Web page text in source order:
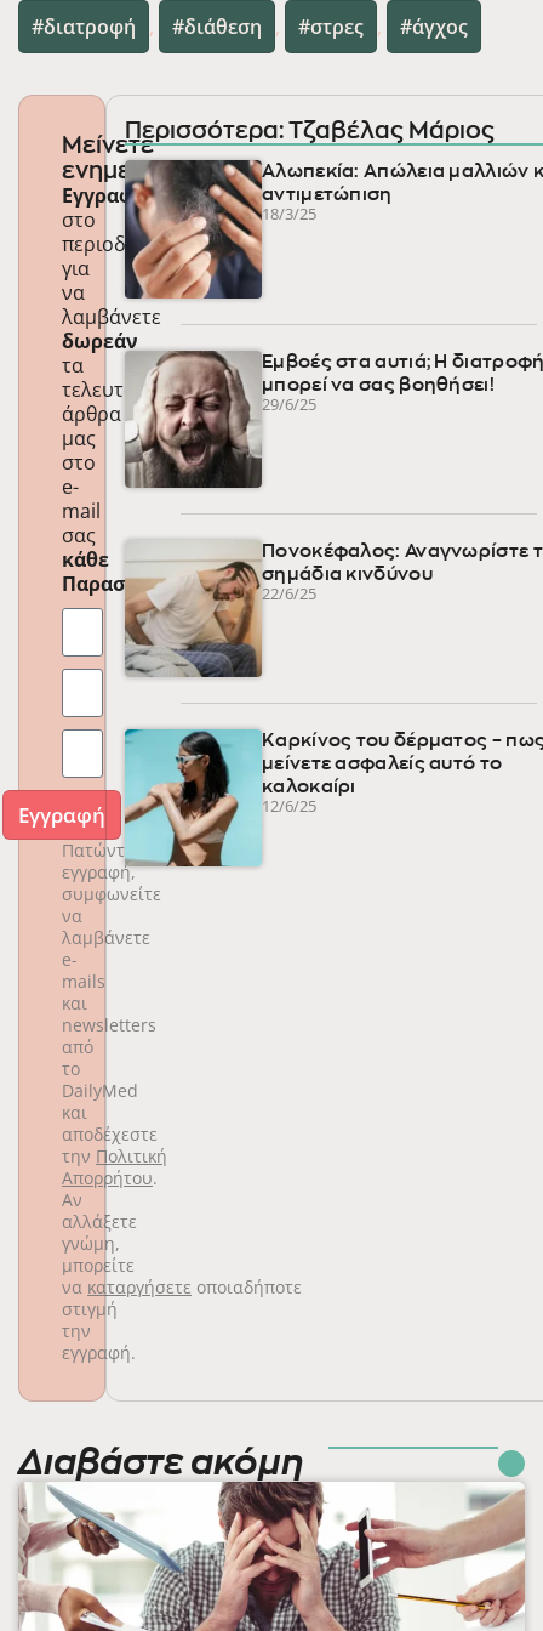
διατροφή , διάθεση , στρες , άγχος
Μείνετε
ενημερωμένοι
Εγγραφείτε
στο
περιοδικό
για
να
λαμβάνετε
δωρεάν
τα
τελευταία
άρθρα
μας
στο
e-
mail
σας
κάθε
Παρασκευή !
Εγγραφή
Πατώντας
εγγραφή,
συμφωνείτε
να
λαμβάνετε
e-
mails
και
newsletters
από
το
DailyMed
και
αποδέχεστε
την Πολιτική
Απορρήτου.
Αν
αλλάξετε
γνώμη,
μπορείτε
να καταργήσετε οποιαδήποτε
στιγμή
την
εγγραφή.
Περισσότερα: Τζαβέλας Μάριος
Αλωπεκία: Απώλεια μαλλιών
αντιμετώπιση
18/3/25
Εμβοές στα αυτιά; Η
μπορεί να σας βοηθήσει!
29/6/25
Πονοκέφαλος: Αναγνωρίστε
σημάδια κινδύνου
22/6/25
Καρκίνος του δέρματος –
μείνετε ασφαλείς αυτό το
καλοκαίρι
12/6/25
Διαβάστε ακόμη